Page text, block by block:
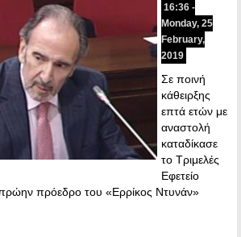
16:36 -
Monday, 25
February,
2019
Σε ποινή
κάθειρξης
επτά ετών με
αναστολή
καταδίκασε
το Τριμελές
Εφετείο
πρόεδρο του «Ερρίκος Ντυνάν»